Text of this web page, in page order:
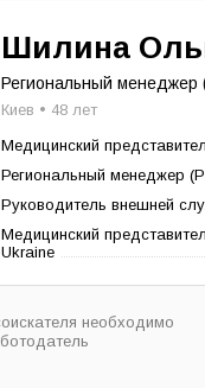
Шилина
Региональный менеджер
Киев • 48 лет
Медицинский
Региональный менеджер
Руководитель внешней
Медицинский
Ukraine
необходимо